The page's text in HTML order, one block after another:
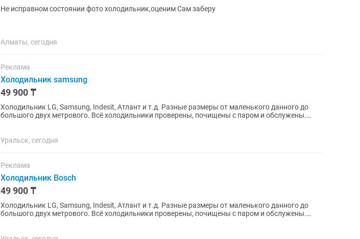
Не исправном состоянии фото холодильник,оценим Сам заберу
Алматы, сегодня
Реклама
Холодильник samsung
49 900 ₸
Холодильник LG, Samsung, Indesit, Атлант и т.д. Разные размеры от маленького данного до
большого двух метрового. Всё холодильники проверены, почищены с паром и обслужены.
Уральск, сегодня
Реклама
Холодильник Bosch
49 900 ₸
Холодильник LG, Samsung, Indesit, Атлант и т.д. Разные размеры от маленького данного до
большого двух метрового. Всё холодильники проверены, почищены с паром и обслужены.